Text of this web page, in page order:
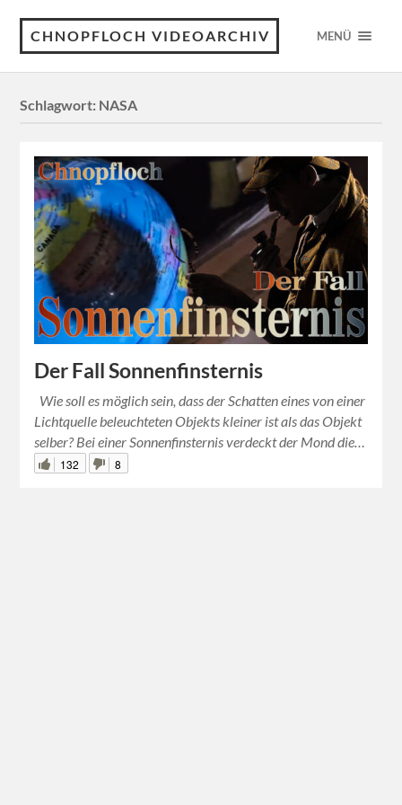
CHNOPFLOCH VIDEOARCHIV MENÜ
Schlagwort: NASA
Der Fall Sonnenfinsternis
Wie soll es möglich sein, dass der Schatten eines von einer
Lichtquelle beleuchteten Objekts kleiner ist als das Objekt
selber? Bei einer Sonnenfinsternis verdeckt der Mond die…
132 8